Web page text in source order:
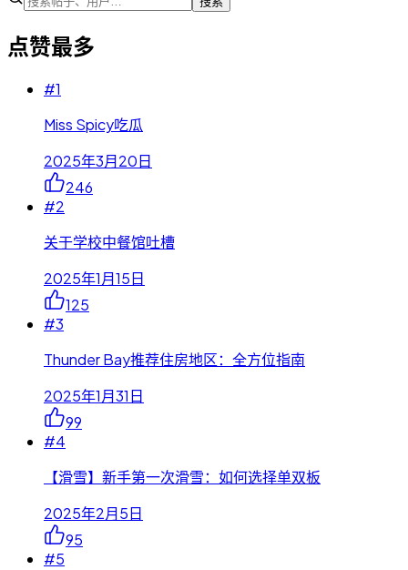
点赞最多
#1
Miss Spicy吃瓜
2025年3月20日
246
#2
关于学校中餐馆吐槽
2025年1月15日
125
#3
Thunder Bay推荐住房地区：全方位指南
2025年1月31日
99
#4
【滑雪】新手第一次滑雪：如何选择单双板
2025年2月5日
95
#5